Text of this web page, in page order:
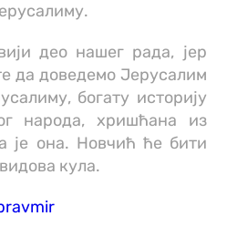
део нашег рада, јер
да доведемо Јерусалим
богату историју
народа, хришћана из
је она. Новчић ће бити
кула.